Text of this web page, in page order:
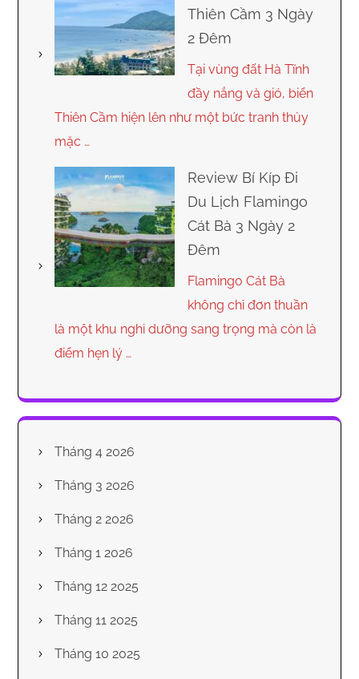
Thiên Cầm 3 Ngày
2 Đêm
Tại vùng đất Hà Tĩnh
đầy nắng và gió, biển
Thiên Cầm hiện lên như một bức tranh thủy
mặc …
Review Bí Kíp Đi
Du Lịch Flamingo
Cát Bà 3 Ngày 2
Đêm
Flamingo Cát Bà
không chỉ đơn thuần
là một khu nghỉ dưỡng sang trọng mà còn là
điểm hẹn lý …
Tháng 4 2026
Tháng 3 2026
Tháng 2 2026
Tháng 1 2026
Tháng 12 2025
Tháng 11 2025
Tháng 10 2025